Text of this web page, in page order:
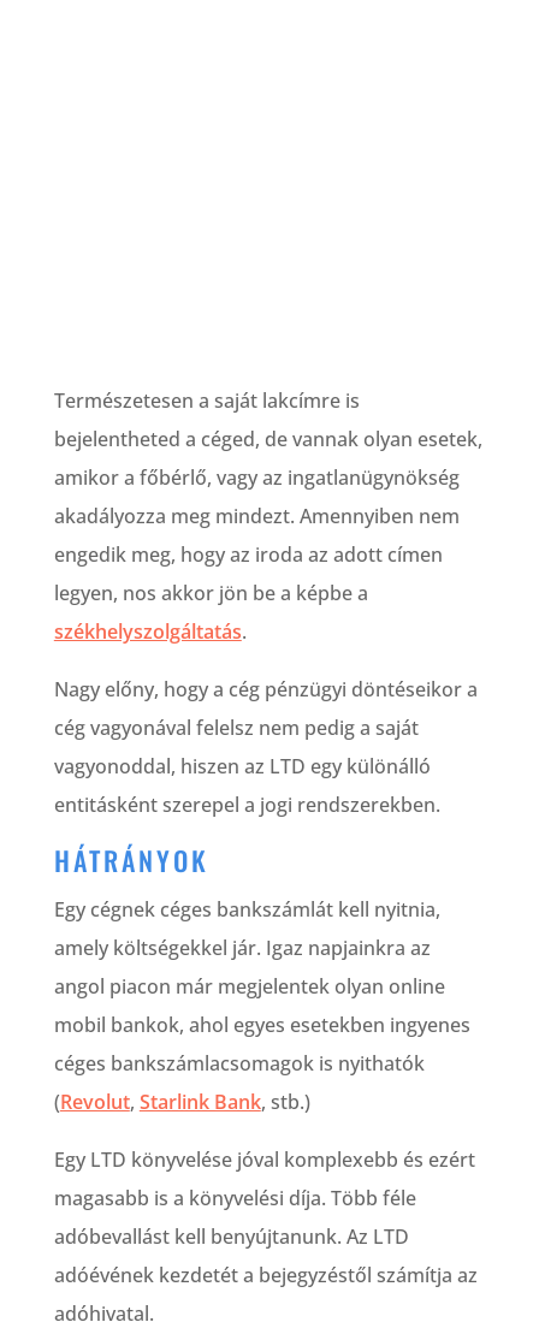
Természetesen a saját lakcímre is
bejelentheted a céged, de vannak olyan esetek,
amikor a főbérlő, vagy az ingatlanügynökség
akadályozza meg mindezt. Amennyiben nem
engedik meg, hogy az iroda az adott címen
legyen, nos akkor jön be a képbe a
székhelyszolgáltatás.
Nagy előny, hogy a cég pénzügyi döntéseikor a
cég vagyonával felelsz nem pedig a saját
vagyonoddal, hiszen az LTD egy különálló
entitásként szerepel a jogi rendszerekben.
HÁTRÁNYOK
Egy cégnek céges bankszámlát kell nyitnia,
amely költségekkel jár. Igaz napjainkra az
angol piacon már megjelentek olyan online
mobil bankok, ahol egyes esetekben ingyenes
céges bankszámlacsomagok is nyithatók
(Revolut, Starlink Bank, stb.)
Egy LTD könyvelése jóval komplexebb és ezért
magasabb is a könyvelési díja. Több féle
adóbevallást kell benyújtanunk. Az LTD
adóévének kezdetét a bejegyzéstől számítja az
adóhivatal.